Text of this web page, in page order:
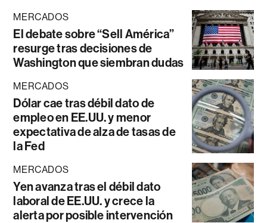
MERCADOS
El debate sobre “Sell América”
resurge tras decisiones de
Washington que siembran dudas
MERCADOS
Dólar cae tras débil dato de
empleo en EE.UU. y menor
expectativa de alza de tasas de
la Fed
MERCADOS
Yen avanza tras el débil dato
laboral de EE.UU. y crece la
alerta por posible intervención